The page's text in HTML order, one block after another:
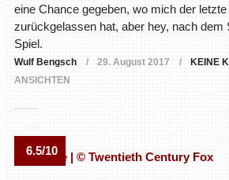
eine Chance gegeben, wo mich der
zurückgelassen hat, aber hey, nach dem
Spiel.
Wulf Bengsch 29. August 2017 KEINE
ANSICHTEN
6.5/10